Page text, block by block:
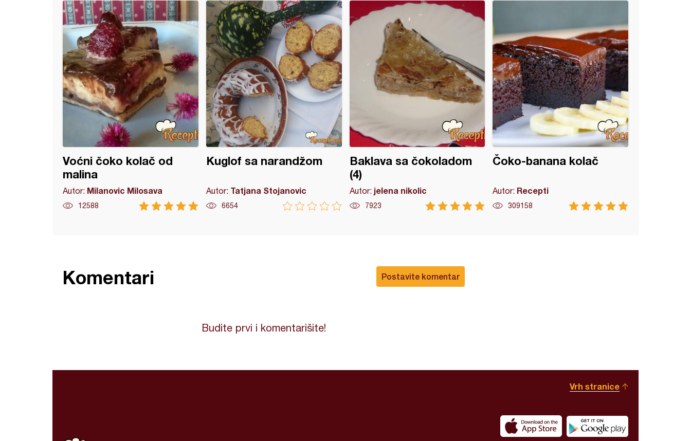
Voćni čoko kolač od
malina
Autor: Milanovic Milosava
12588
Kuglof sa narandžom
Autor: Tatjana Stojanovic
6654
Baklava sa čokoladom
(4)
Autor: jelena nikolic
7923
Čoko-banana kolač
Autor: Recepti
309158
Postavite komentar
Komentari
Budite prvi i komentarišite!
Vrh stranice